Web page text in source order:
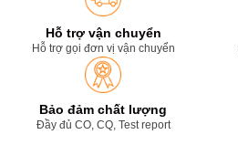
Hỗ trợ vận chuyển
Hỗ trợ gọi đơn vị vận chuyển
Bảo đảm chất lượng
Đầy đủ CO, CQ, Test report